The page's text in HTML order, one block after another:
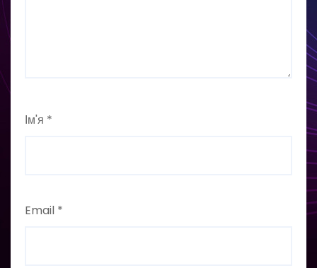
Ім'я *
Email *